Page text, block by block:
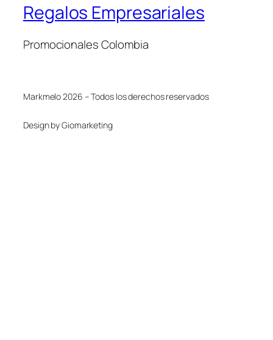
Regalos Empresariales
Promocionales Colombia
Markmelo 2026 – Todos los derechos reservados
Design by Giomarketing